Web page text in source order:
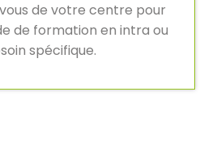
de votre centre pour
de formation en intra ou
spécifique.